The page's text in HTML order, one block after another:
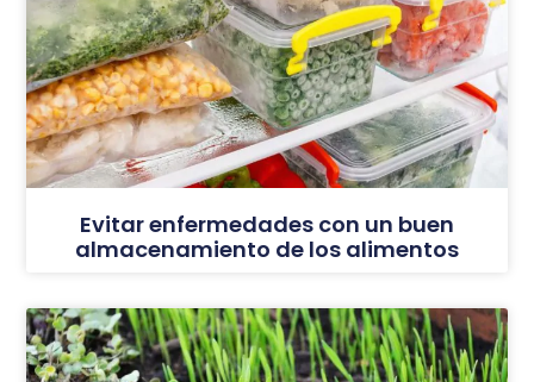
Evitar enfermedades con un buen
almacenamiento de los alimentos